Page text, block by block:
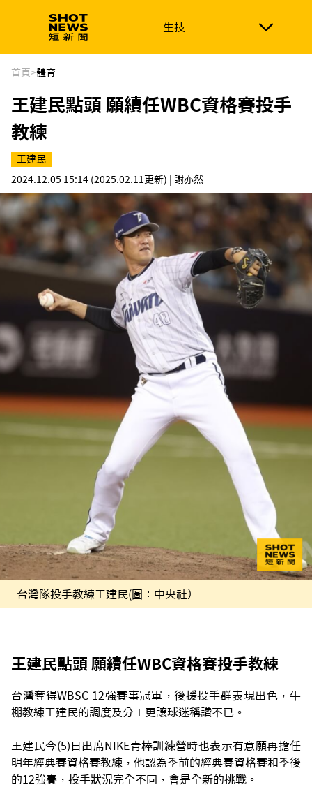
生技
生技 政治
新南向 體育
首頁>體育
王建民點頭 願續任WBC資格賽投手
教練
王建民
2024.12.05 15:14 (2025.02.11更新) | 謝亦然
台灣隊投手教練王建民(圖：中央社）
王建民點頭 願續任WBC資格賽投手教練
台灣奪得WBSC 12強賽事冠軍，後援投手群表現出色，牛
棚教練王建民的調度及分工更讓球迷稱讚不已。
王建民今(5)日出席NIKE青棒訓練營時也表示有意願再擔任
明年經典賽資格賽教練，他認為季前的經典賽資格賽和季後
的12強賽，投手狀況完全不同，會是全新的挑戰。